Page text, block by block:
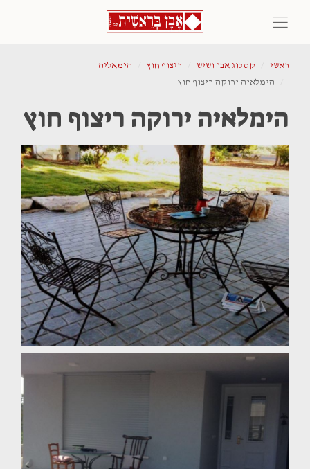
ראשי קטלוג אבן ושיש ריצוף חוץ
הימאליה
הימלאיה ירוקה ריצוף חוץ
הימלאיה ירוקה ריצוף חוץ